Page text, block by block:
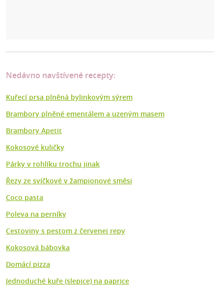
Nedávno navštívené recepty:
Kuřecí prsa plněná bylinkovým sýrem
Brambory plněné ementálem a uzeným masem
Brambory Apetit
Kokosové kuličky
Párky v rohlíku trochu jinak
Řezy ze svíčkové v žampionové směsi
Coco pasta
Poleva na perníky
Cestoviny s pestom z červenej repy
Kokosová bábovka
Domácí pizza
Jednoduché kuře (slepice) na paprice